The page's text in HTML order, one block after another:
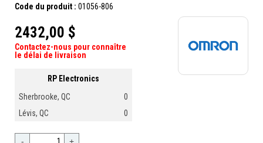
Code du produit : 01056-806
2432,00 $
Contactez-nous pour connaître
le délai de livraison
RP Electronics
Sherbrooke, QC
0
Lévis, QC
0
- +